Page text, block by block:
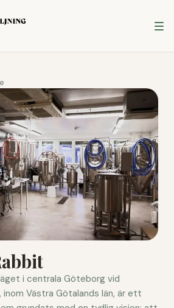
i centrala Göteborg vid
inom Västra Götalands län, är ett